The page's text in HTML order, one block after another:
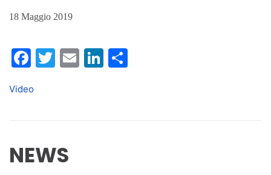
18 Maggio 2019
Facebook
Twitter
EmailLinkedIn
Video
NEWS